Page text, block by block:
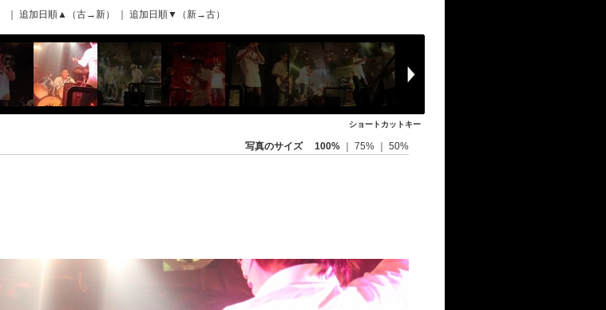
追加日順▲（古→新） 追加日順▼（新→古）
ショートカットキー
写真のサイズ 100% 75% 50%